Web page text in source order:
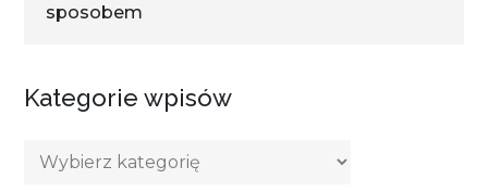
sposobem
Kategorie wpisów
Kategorie